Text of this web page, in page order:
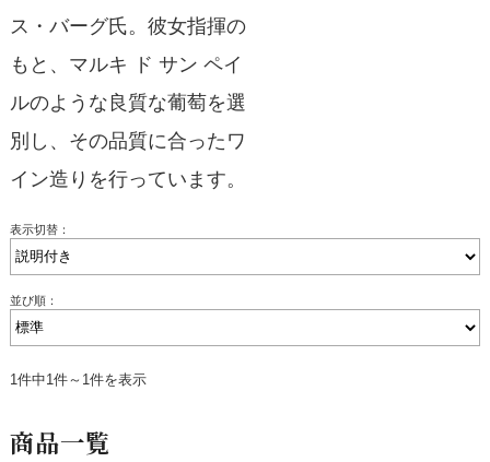
ス・バーグ氏。彼女指揮の
もと、マルキ ド サン ペイ
ルのような良質な葡萄を選
別し、その品質に合ったワ
イン造りを行っています。
表示切替：
並び順：
1件中1件～1件を表示
商品一覧